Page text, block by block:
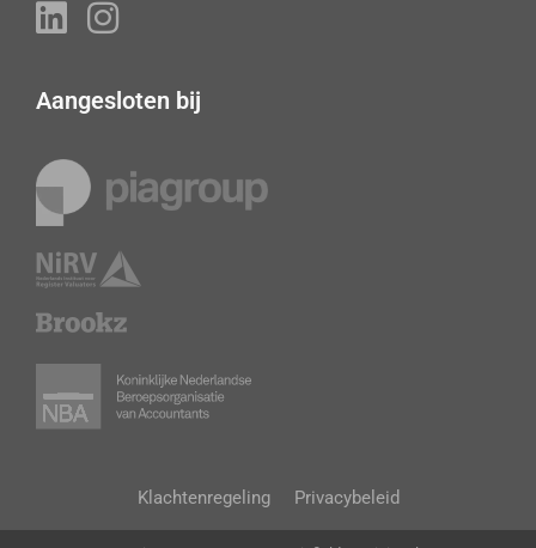
Aangesloten bij
Klachtenregeling Privacybeleid